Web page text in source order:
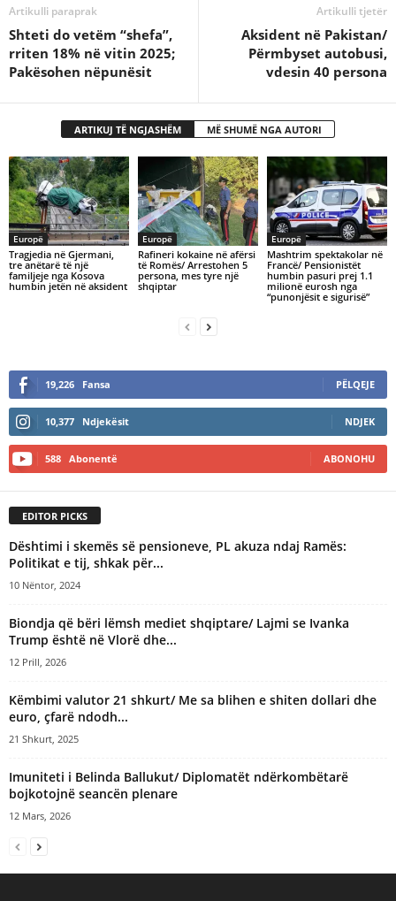
Artikulli paraprak
Shteti do vetëm “shefa”,
rriten 18% në vitin 2025;
Pakësohen nëpunësit
Artikulli tjetër
Aksident në Pakistan/
Përmbyset autobusi,
vdesin 40 persona
ARTIKUJ TË NGJASHËM MË SHUMË NGA AUTORI
Europë
Tragjedia në Gjermani,
tre anëtarë të një
familjeje nga Kosova
humbin jetën në aksident
Europë
Rafineri kokaine në afërsi
të Romës/ Arrestohen 5
persona, mes tyre një
shqiptar
Europë
Mashtrim spektakolar në
Francë/ Pensionistët
humbin pasuri prej 1.1
milionë eurosh nga
“punonjësit e sigurisë”
19,226 Fansa PËLQEJE
10,377 Ndjekësit NDJEK
588 Abonentë ABONOHU
EDITOR PICKS
Dështimi i skemës së pensioneve, PL akuza ndaj Ramës:
Politikat e tij, shkak për...
10 Nëntor, 2024
Biondja që bëri lëmsh mediet shqiptare/ Lajmi se Ivanka
Trump është në Vlorë dhe...
12 Prill, 2026
Këmbimi valutor 21 shkurt/ Me sa blihen e shiten dollari dhe
euro, çfarë ndodh...
21 Shkurt, 2025
Imuniteti i Belinda Ballukut/ Diplomatët ndërkombëtarë
bojkotojnë seancën plenare
12 Mars, 2026